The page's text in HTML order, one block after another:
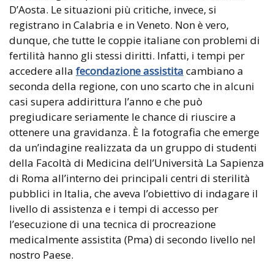
D’Aosta. Le situazioni più critiche, invece, si
registrano in Calabria e in Veneto. Non è vero,
dunque, che tutte le coppie italiane con problemi di
fertilità hanno gli stessi diritti. Infatti, i tempi per
accedere alla fecondazione assistita cambiano a
seconda della regione, con uno scarto che in alcuni
casi supera addirittura l’anno e che può
pregiudicare seriamente le chance di riuscire a
ottenere una gravidanza. È la fotografia che emerge
da un’indagine realizzata da un gruppo di studenti
della Facoltà di Medicina dell’Università La Sapienza
di Roma all’interno dei principali centri di sterilità
pubblici in Italia, che aveva l’obiettivo di indagare il
livello di assistenza e i tempi di accesso per
l’esecuzione di una tecnica di procreazione
medicalmente assistita (Pma) di secondo livello nel
nostro Paese.